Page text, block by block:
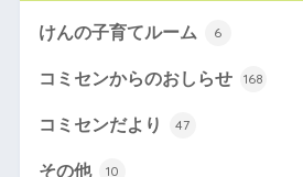
けんの子育てルーム 6
コミセンからのおしらせ 168
コミセンだより 47
その他 10